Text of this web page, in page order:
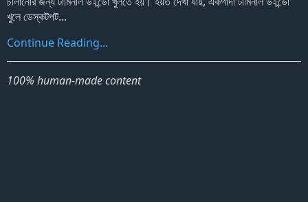
খুলে ডেস্কটপট...
Continue Reading...
100% human-made content